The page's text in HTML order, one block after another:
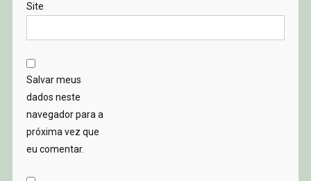
Site
Salvar meus
dados neste
navegador para a
próxima vez que
eu comentar.